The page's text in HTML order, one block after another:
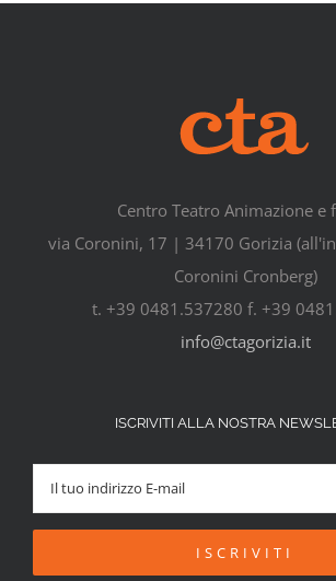
Centro Teatro Animazione e
via Coronini, 17 | 34170 Gorizia
Coronini Cronberg)
t. +39 0481.537280 f. +39
info@ctagorizia.it
ISCRIVITI ALLA NOSTRA